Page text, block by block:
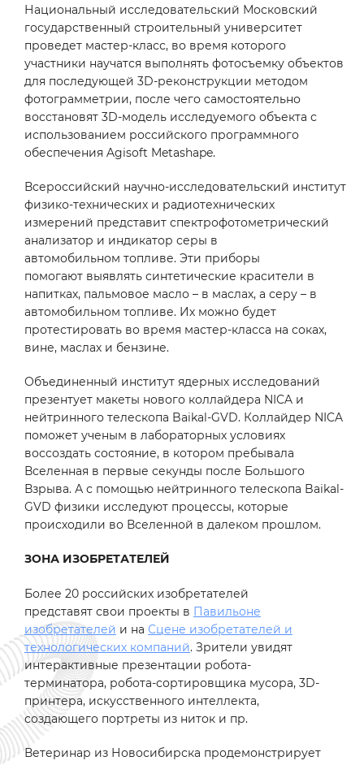
Национальный исследовательский Московский
государственный строительный университет
проведет мастер-класс, во время которого
участники научатся выполнять фотосъемку объектов
для последующей 3D-реконструкции методом
фотограмметрии, после чего самостоятельно
восстановят 3D-модель исследуемого объекта с
использованием российского программного
обеспечения Agisoft Metashape.
Всероссийский научно-исследовательский институт
физико-технических и радиотехнических
измерений представит спектрофотометрический
анализатор и индикатор серы в
автомобильном топливе. Эти приборы
помогают выявлять синтетические красители в
напитках, пальмовое масло – в маслах, а серу – в
автомобильном топливе. Их можно будет
протестировать во время мастер-класса на соках,
вине, маслах и бензине.
Объединенный институт ядерных исследований
презентует макеты нового коллайдера NICA и
нейтринного телескопа Baikal-GVD. Коллайдер NICA
поможет ученым в лабораторных условиях
воссоздать состояние, в котором пребывала
Вселенная в первые секунды после Большого
Взрыва. А с помощью нейтринного телескопа Baikal-
GVD физики исследуют процессы, которые
происходили во Вселенной в далеком прошлом.
ЗОНА ИЗОБРЕТАТЕЛЕЙ
Более 20 российских изобретателей
представят свои проекты в Павильоне
изобретателей и на Сцене изобретателей и
технологических компаний. Зрители увидят
интерактивные презентации робота-
терминатора, робота-сортировщика мусора, 3D-
принтера, искусственного интеллекта,
создающего портреты из ниток и пр.
Ветеринар из Новосибирска продемонстрирует